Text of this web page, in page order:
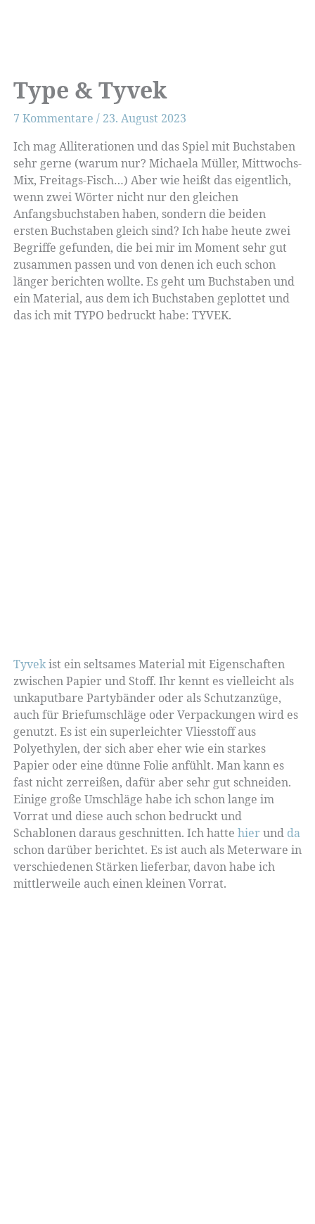
Type & Tyvek
7 Kommentare / 23. August 2023
Ich mag Alliterationen und das Spiel mit Buchstaben
sehr gerne (warum nur? Michaela Müller, Mittwochs-
Mix, Freitags-Fisch…) Aber wie heißt das eigentlich,
wenn zwei Wörter nicht nur den gleichen
Anfangsbuchstaben haben, sondern die beiden
ersten Buchstaben gleich sind? Ich habe heute zwei
Begriffe gefunden, die bei mir im Moment sehr gut
zusammen passen und von denen ich euch schon
länger berichten wollte. Es geht um Buchstaben und
ein Material, aus dem ich Buchstaben geplottet und
das ich mit TYPO bedruckt habe: TYVEK.
Tyvekist ein seltsames Material mit Eigenschaften
zwischen Papier und Stoff. Ihr kennt es vielleicht als
unkaputbare Partybänder oder als Schutzanzüge,
auch für Briefumschläge oder Verpackungen wird es
genutzt. Es ist ein superleichter Vliesstoff aus
Polyethylen, der sich aber eher wie ein starkes
Papier oder eine dünne Folie anfühlt. Man kann es
fast nicht zerreißen, dafür aber sehr gut schneiden.
Einige große Umschläge habe ich schon lange im
Vorrat und diese auch schon bedruckt und
Schablonen daraus geschnitten. Ich hatte hier und da
schon darüber berichtet. Es ist auch als Meterware in
verschiedenen Stärken lieferbar, davon habe ich
mittlerweile auch einen kleinen Vorrat.